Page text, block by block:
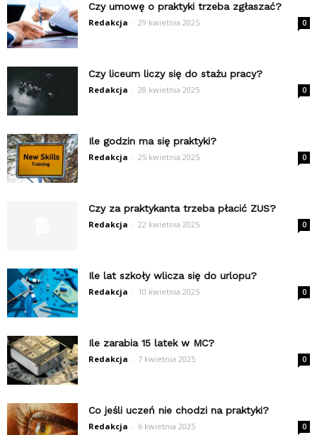
Czy umowę o praktyki trzeba zgłaszać?
Redakcja - 29 kwietnia 2025 0
Czy liceum liczy się do stażu pracy?
Redakcja - 28 kwietnia 2025 0
Ile godzin ma się praktyki?
Redakcja - 25 kwietnia 2025 0
Czy za praktykanta trzeba płacić ZUS?
Redakcja - 22 kwietnia 2025 0
Ile lat szkoły wlicza się do urlopu?
Redakcja - 10 kwietnia 2025 0
Ile zarabia 15 latek w MC?
Redakcja - 7 kwietnia 2025 0
Co jeśli uczeń nie chodzi na praktyki?
Redakcja - 6 kwietnia 2025 0